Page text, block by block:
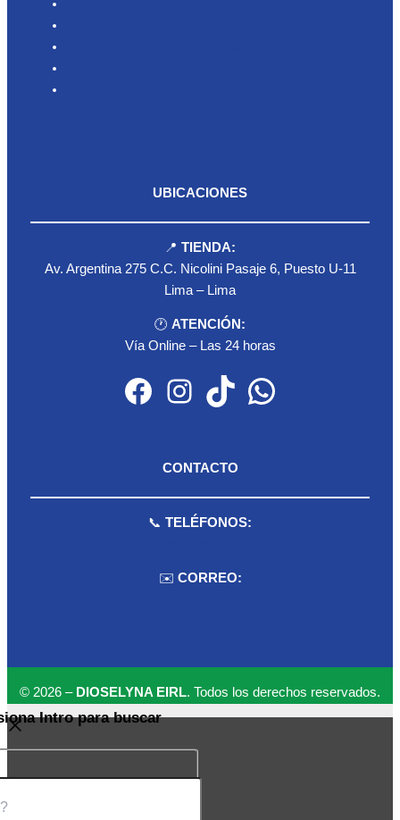
UBICACIONES
📍 TIENDA:
Av. Argentina 275 C.C. Nicolini Pasaje 6, Puesto U-11
Lima – Lima
🕐 ATENCIÓN:
Vía Online – Las 24 horas
Facebook Instagram TikTok WhatsApp
CONTACTO
📞 TELÉFONOS:
✉️ CORREO:
© 2026 – DIOSELYNA EIRL. Todos los derechos reservados.
Intro para buscar